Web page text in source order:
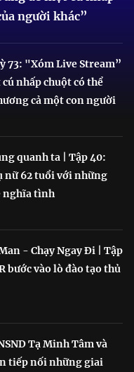
người khác”
73: "Xóm Live Stream”
nhấp chuột có thể
cả một con người
quanh ta | Tập 40:
nữ 62 tuổi với những
nghĩa tình
- Chạy Ngay Đi | Tập
bước vào lò đào tạo thủ
Tạ Minh Tâm và
tiếp nối những giai